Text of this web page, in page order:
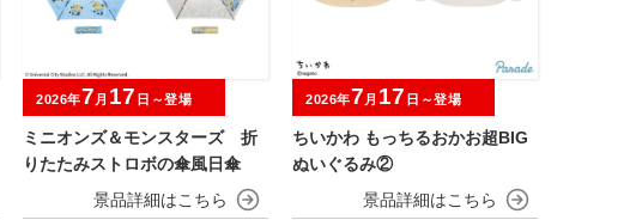
ミニオンズ＆モンスターズ 折
りたたみストロボの傘風日傘
2026年7 月 17 日～登場
ちいかわ もっちるおかお超BIG
ぬいぐるみ②
2026年7 月 17 日～登場